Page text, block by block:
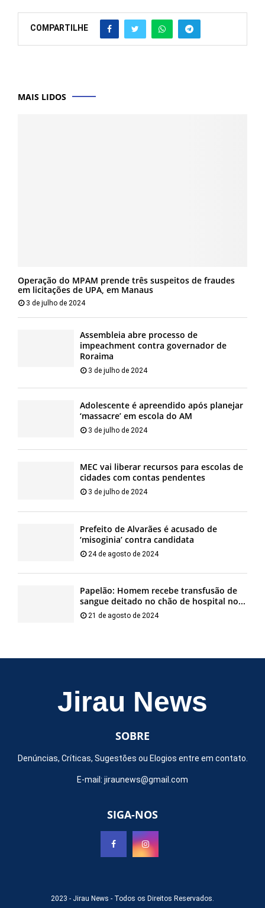
COMPARTILHE
MAIS LIDOS
Operação do MPAM prende três suspeitos de fraudes
em licitações de UPA, em Manaus
3 de julho de 2024
Assembleia abre processo de
impeachment contra governador de
Roraima
3 de julho de 2024
Adolescente é apreendido após planejar
‘massacre’ em escola do AM
3 de julho de 2024
MEC vai liberar recursos para escolas de
cidades com contas pendentes
3 de julho de 2024
Prefeito de Alvarães é acusado de
‘misoginia’ contra candidata
24 de agosto de 2024
Papelão: Homem recebe transfusão de
sangue deitado no chão de hospital no...
21 de agosto de 2024
Jirau News
SOBRE
Denúncias, Críticas, Sugestões ou Elogios entre em contato.
E-mail: jiraunews@gmail.com
SIGA-NOS
2023 - Jirau News - Todos os Direitos Reservados.